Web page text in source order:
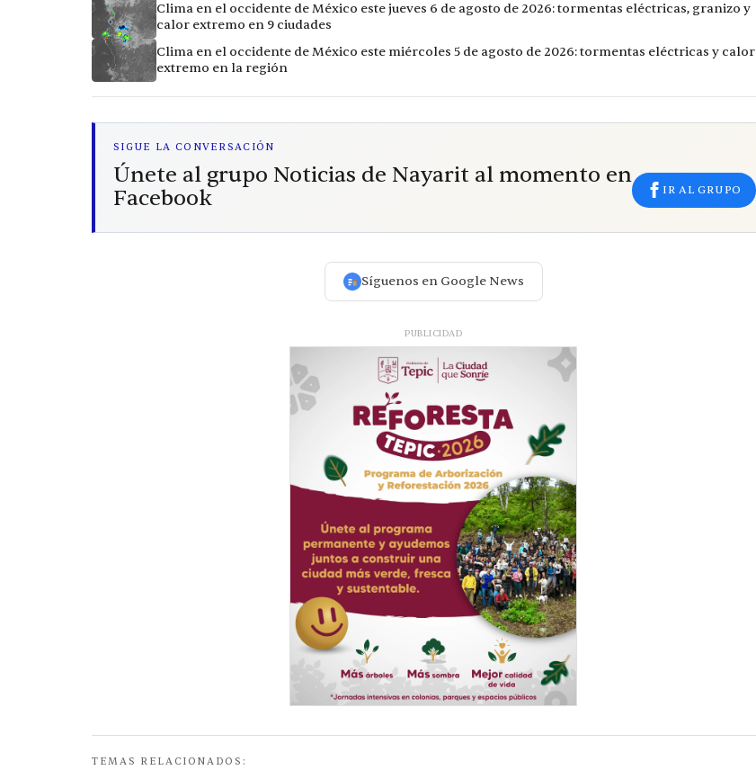
Clima en el occidente de México este jueves 6 de agosto de 2026: tormentas eléctricas, granizo y
calor extremo en 9 ciudades
Clima en el occidente de México este miércoles 5 de agosto de 2026: tormentas eléctricas y calor
extremo en la región
SIGUE LA CONVERSACIÓN
Únete al grupo Noticias de Nayarit al momento en
Facebook
IR AL GRUPO
Síguenos en Google News
PUBLICIDAD
TEMAS RELACIONADOS: